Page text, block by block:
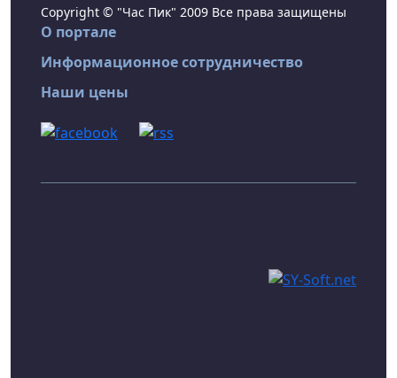
Copyright © "Час Пик" 2009 Все права защищены
О портале
Информационное сотрудничество
Наши цены